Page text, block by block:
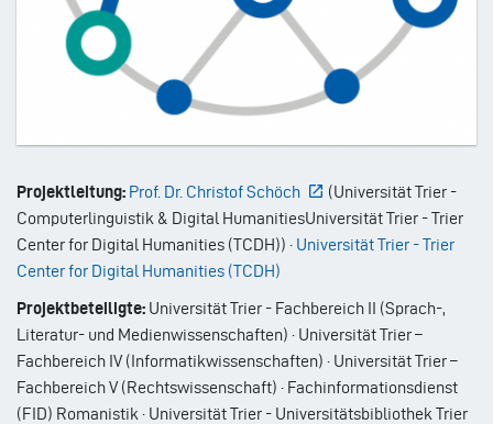
Projektleitung: Prof. Dr. Christof Schöch (Universität Trier -
Computerlinguistik & Digital HumanitiesUniversität Trier - Trier
Center for Digital Humanities (TCDH)) · Universität Trier - Trier
Center for Digital Humanities (TCDH)
Projektbeteiligte: Universität Trier - Fachbereich II (Sprach-,
Literatur- und Medienwissenschaften) · Universität Trier –
Fachbereich IV (Informatikwissenschaften) · Universität Trier –
Fachbereich V (Rechtswissenschaft) · Fachinformationsdienst
(FID) Romanistik · Universität Trier - Universitätsbibliothek Trier